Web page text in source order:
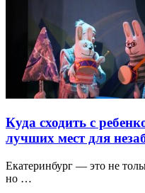
Куда сходить с
лучших мест для
Екатеринбург — это не
но …